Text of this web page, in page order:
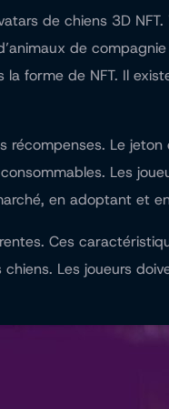
de chiens 3D
de
forme de NFT. Il
Le
Les
en adoptant et
Ces
Les joueurs